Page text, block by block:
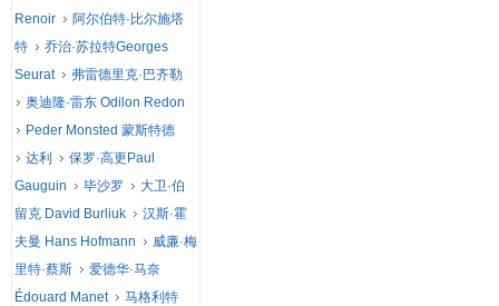
Renoir
阿尔伯特·比尔施塔
特
乔治·苏拉特Georges
Seurat
弗雷德里克·巴齐勒
奥迪隆·雷东 Odilon Redon
Peder Monsted 蒙斯特德
达利
保罗·高更Paul
Gauguin
毕沙罗
大卫·伯
留克 David Burliuk
汉斯·霍
夫曼 Hans Hofmann
威廉·梅
里特·蔡斯
爱德华·马奈
Édouard Manet
马格利特